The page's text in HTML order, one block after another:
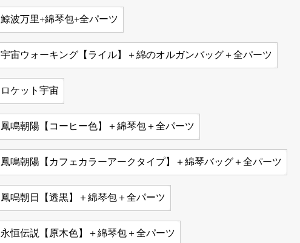
鯨波万里+綿琴包+全パーツ
宇宙ウォーキング【ライル】＋綿のオルガンバッグ＋全パーツ
ロケット宇宙
鳳鳴朝陽【コーヒー色】＋綿琴包＋全パーツ
鳳鳴朝陽【カフェカラーアークタイプ】＋綿琴バッグ＋全パーツ
鳳鳴朝日【透黒】＋綿琴包＋全パーツ
永恒伝説【原木色】＋綿琴包＋全パーツ